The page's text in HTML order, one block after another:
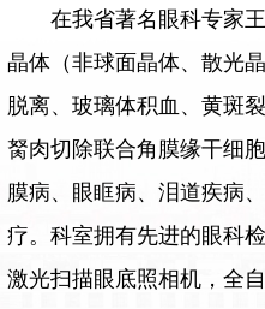
在我省著名眼科专家
晶体（非球面晶体、散光
脱离、玻璃体积血、黄斑
胬肉切除联合角膜缘干细
膜病、眼眶病、泪道疾病
疗。科室拥有先进的眼科
激光扫描眼底照相机，全